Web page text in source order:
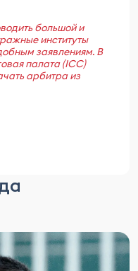
большой и
институты
заявлениям. В
палата (ICC)
арбитра из